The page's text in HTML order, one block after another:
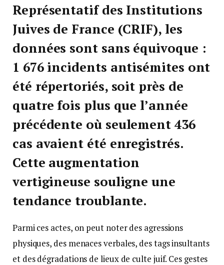
Représentatif des Institutions
Juives de France (CRIF), les
données sont sans équivoque :
1 676 incidents antisémites ont
été répertoriés, soit près de
quatre fois plus que l’année
précédente où seulement 436
cas avaient été enregistrés.
Cette augmentation
vertigineuse souligne une
tendance troublante.
Parmi ces actes, on peut noter des agressions
physiques, des menaces verbales, des tags insultants
et des dégradations de lieux de culte juif. Ces gestes